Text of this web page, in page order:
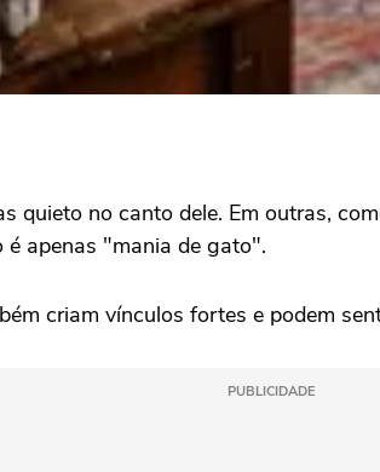
quieto no canto dele. Em outras,
é apenas "mania de gato".
criam vínculos fortes e podem
PUBLICIDADE